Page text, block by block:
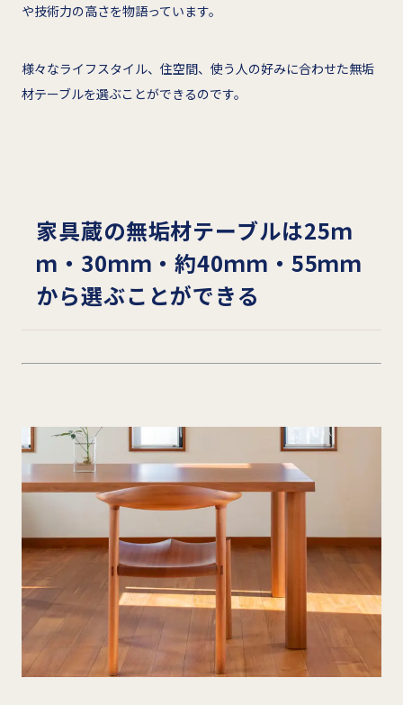
や技術力の高さを物語っています。
様々なライフスタイル、住空間、使う人の好みに合わせた無垢
材テーブルを選ぶことができるのです。
家具蔵の無垢材テーブルは25ｍ
ｍ・30ｍｍ・約40ｍｍ・55ｍｍ
から選ぶことができる